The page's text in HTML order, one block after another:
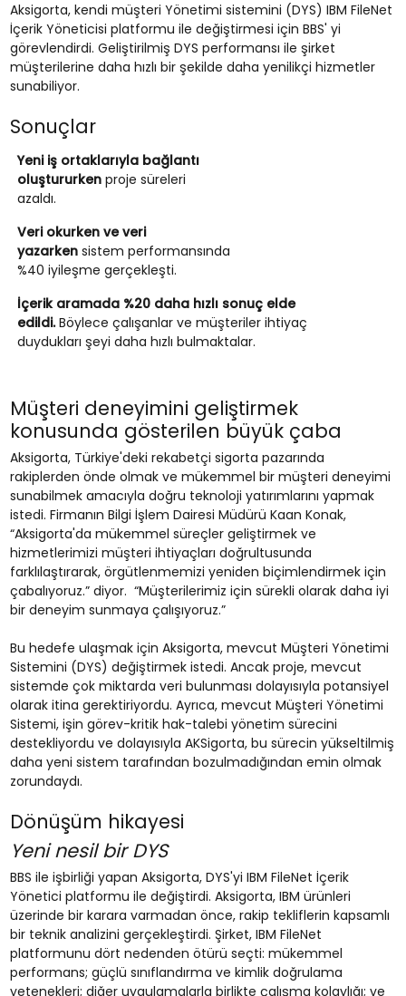
Aksigorta, kendi müşteri Yönetimi sistemini (DYS) IBM FileNet
İçerik Yöneticisi platformu ile değiştirmesi için BBS' yi
görevlendirdi. Geliştirilmiş DYS performansı ile şirket
müşterilerine daha hızlı bir şekilde daha yenilikçi hizmetler
sunabiliyor.
Sonuçlar
Yeni iş ortaklarıyla bağlantı
oluştururkenproje süreleri
azaldı.
Veri okurken ve veri
yazarkensistem performansında
%40 iyileşme gerçekleşti.
İçerik aramada %20 daha hızlı sonuç elde
edildi.Böylece çalışanlar ve müşteriler ihtiyaç
duydukları şeyi daha hızlı bulmaktalar.
Müşteri deneyimini geliştirmek
konusunda gösterilen büyük çaba
Aksigorta, Türkiye'deki rekabetçi sigorta pazarında
rakiplerden önde olmak ve mükemmel bir müşteri deneyimi
sunabilmek amacıyla doğru teknoloji yatırımlarını yapmak
istedi. Firmanın Bilgi İşlem Dairesi Müdürü Kaan Konak,
“Aksigorta'da mükemmel süreçler geliştirmek ve
hizmetlerimizi müşteri ihtiyaçları doğrultusunda
farklılaştırarak, örgütlenmemizi yeniden biçimlendirmek için
çabalıyoruz.” diyor. “Müşterilerimiz için sürekli olarak daha iyi
bir deneyim sunmaya çalışıyoruz.”
Bu hedefe ulaşmak için Aksigorta, mevcut Müşteri Yönetimi
Sistemini (DYS) değiştirmek istedi. Ancak proje, mevcut
sistemde çok miktarda veri bulunması dolayısıyla potansiyel
olarak itina gerektiriyordu. Ayrıca, mevcut Müşteri Yönetimi
Sistemi, işin görev-kritik hak-talebi yönetim sürecini
destekliyordu ve dolayısıyla AKSigorta, bu sürecin yükseltilmiş
daha yeni sistem tarafından bozulmadığından emin olmak
zorundaydı.
Dönüşüm hikayesi
Yeni nesil bir DYS
BBS ile işbirliği yapan Aksigorta, DYS'yi IBM FileNet İçerik
Yönetici platformu ile değiştirdi. Aksigorta, IBM ürünleri
üzerinde bir karara varmadan önce, rakip tekliflerin kapsamlı
bir teknik analizini gerçekleştirdi. Şirket, IBM FileNet
platformunu dört nedenden ötürü seçti: mükemmel
performans; güçlü sınıflandırma ve kimlik doğrulama
yetenekleri; diğer uygulamalarla birlikte çalışma kolaylığı; ve